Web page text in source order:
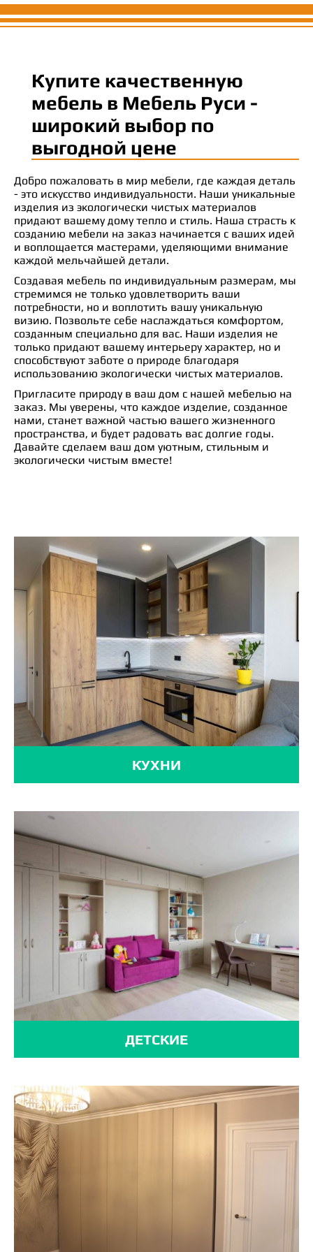
Купите качественную
мебель в Мебель Руси -
широкий выбор по
выгодной цене
Добро пожаловать в мир мебели, где каждая деталь
- это искусство индивидуальности. Наши уникальные
изделия из экологически чистых материалов
придают вашему дому тепло и стиль. Наша страсть к
созданию мебели на заказ начинается с ваших идей
и воплощается мастерами, уделяющими внимание
каждой мельчайшей детали.
Создавая мебель по индивидуальным размерам, мы
стремимся не только удовлетворить ваши
потребности, но и воплотить вашу уникальную
визию. Позвольте себе наслаждаться комфортом,
созданным специально для вас. Наши изделия не
только придают вашему интерьеру характер, но и
способствуют заботе о природе благодаря
использованию экологически чистых материалов.
Пригласите природу в ваш дом с нашей мебелью на
заказ. Мы уверены, что каждое изделие, созданное
нами, станет важной частью вашего жизненного
пространства, и будет радовать вас долгие годы.
Давайте сделаем ваш дом уютным, стильным и
экологически чистым вместе!
КУХНИ
ДЕТСКИЕ